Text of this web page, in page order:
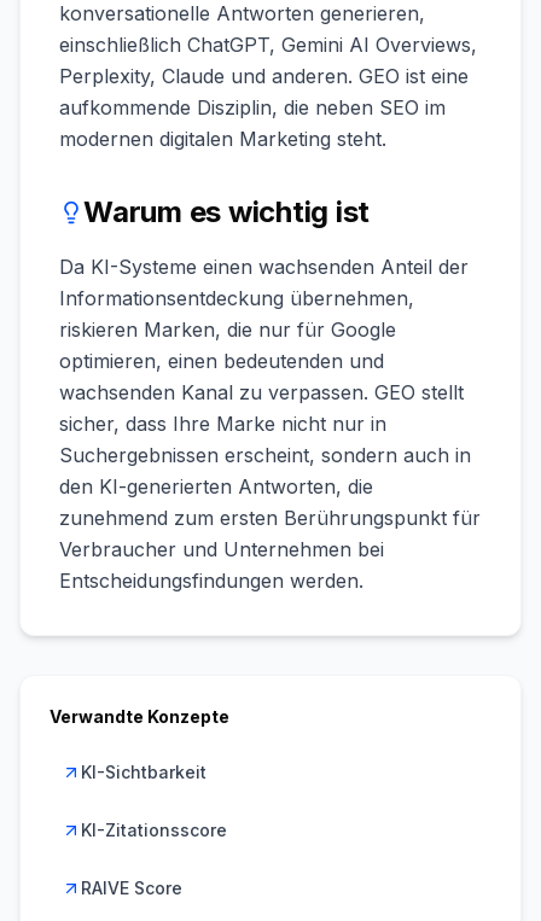
konversationelle Antworten generieren,
einschließlich ChatGPT, Gemini AI Overviews,
Perplexity, Claude und anderen. GEO ist eine
aufkommende Disziplin, die neben SEO im
modernen digitalen Marketing steht.
Warum es wichtig ist
Da KI-Systeme einen wachsenden Anteil der
Informationsentdeckung übernehmen,
riskieren Marken, die nur für Google
optimieren, einen bedeutenden und
wachsenden Kanal zu verpassen. GEO stellt
sicher, dass Ihre Marke nicht nur in
Suchergebnissen erscheint, sondern auch in
den KI-generierten Antworten, die
zunehmend zum ersten Berührungspunkt für
Verbraucher und Unternehmen bei
Entscheidungsfindungen werden.
Verwandte Konzepte
KI-Sichtbarkeit
KI-Zitationsscore
RAIVE Score